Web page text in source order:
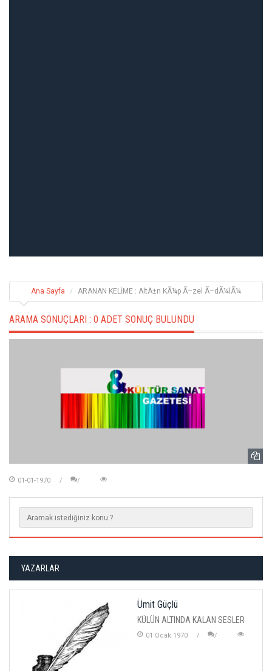
Ana Sayfa ARANAN KELİME : AltÄ±n KÃ¼p Ã–zel Ã–dÃ¼lÃ¼
ARAMA SONUÇLARI : 0 ADET SONUÇ BULUNDU
01-01-1970
YAZARLAR
Ümit Güçlü
KÜLÜN ALTINDA KALAN SESLER
01 Ocak 1970